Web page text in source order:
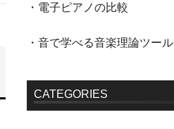
・電子ピアノの比較
・音で学べる音楽理論ツール
CATEGORIES